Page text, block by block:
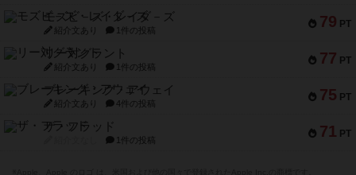
79 PT
モズビ－ズ・レイダ－ズ
紹介文あり 1件の投稿
77 PT
リー対グラント
紹介文あり 1件の投稿
75 PT
ブレーキング・アウェイ
紹介文あり 4件の投稿
71 PT
ザ・フラッド
1件の投稿